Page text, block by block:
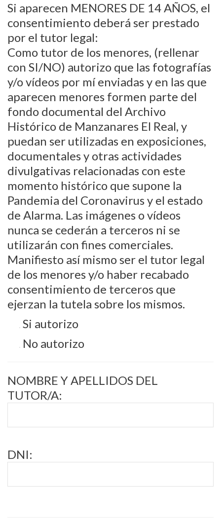
Si aparecen MENORES DE 14 AÑOS, el
consentimiento deberá ser prestado
por el tutor legal:
Como tutor de los menores, (rellenar
con SI/NO) autorizo que las fotografías
y/o vídeos por mí enviadas y en las que
aparecen menores formen parte del
fondo documental del Archivo
Histórico de Manzanares El Real, y
puedan ser utilizadas en exposiciones,
documentales y otras actividades
divulgativas relacionadas con este
momento histórico que supone la
Pandemia del Coronavirus y el estado
de Alarma. Las imágenes o vídeos
nunca se cederán a terceros ni se
utilizarán con fines comerciales.
Manifiesto así mismo ser el tutor legal
de los menores y/o haber recabado
consentimiento de terceros que
ejerzan la tutela sobre los mismos.
Si autorizo
No autorizo
NOMBRE Y APELLIDOS DEL
TUTOR/A:
DNI: